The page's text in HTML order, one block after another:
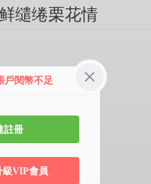
缱绻栗花情
戶閱幣不足
註冊
級VIP會員